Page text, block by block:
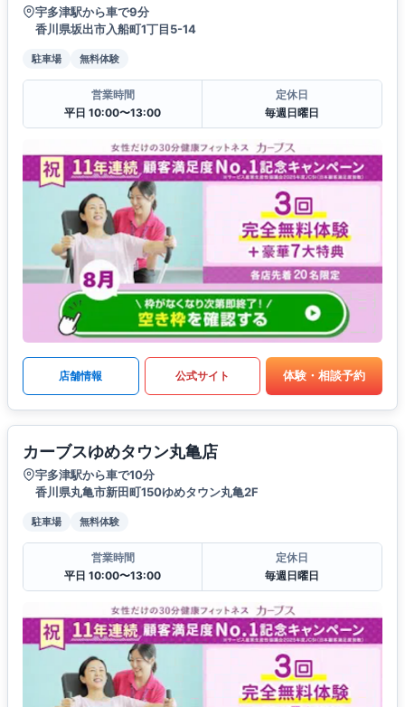
宇多津駅から車で9分
香川県坂出市入船町1丁目5-14
駐車場 無料体験
営業時間
平日 10:00〜13:00
定休日
毎週日曜日
店舗情報 公式サイト 体験・相談予約
カーブスゆめタウン丸亀店
宇多津駅から車で10分
香川県丸亀市新田町150ゆめタウン丸亀2F
駐車場 無料体験
営業時間
平日 10:00〜13:00
定休日
毎週日曜日